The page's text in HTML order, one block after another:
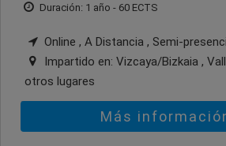
Duración: 1 año - 60 ECTS
Online , A Distancia , Semi-
Impartido en: Vizcaya/Bizkaia ,
otros lugares
Más